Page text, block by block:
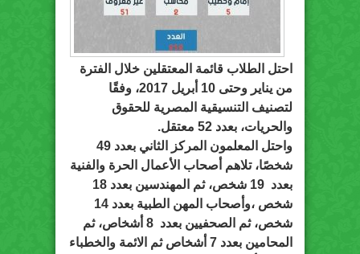
احتل الطلاب قائمة المعتقلين خلال الفترة
من يناير وحتى 10 أبريل 2017، وفقًا
لتصنيف التنسيقية المصرية للحقوق
والحريات، بعدد 52 معتقل.
واحتل المعلمون المركز الثاني بعدد 49
شخصًا، تلاهم أصحاب الأعمال الحرة والفنية
بعدد 19 شخص، ثم المهندسين بعدد 18
شخص ،وأصحاب المهن الطبية بعدد 14
شخص، ثم الصحفيين بعدد 8 أشخاص، ثم
المحامين بعدد 7 أشخاص ثم الائمة والخطباء